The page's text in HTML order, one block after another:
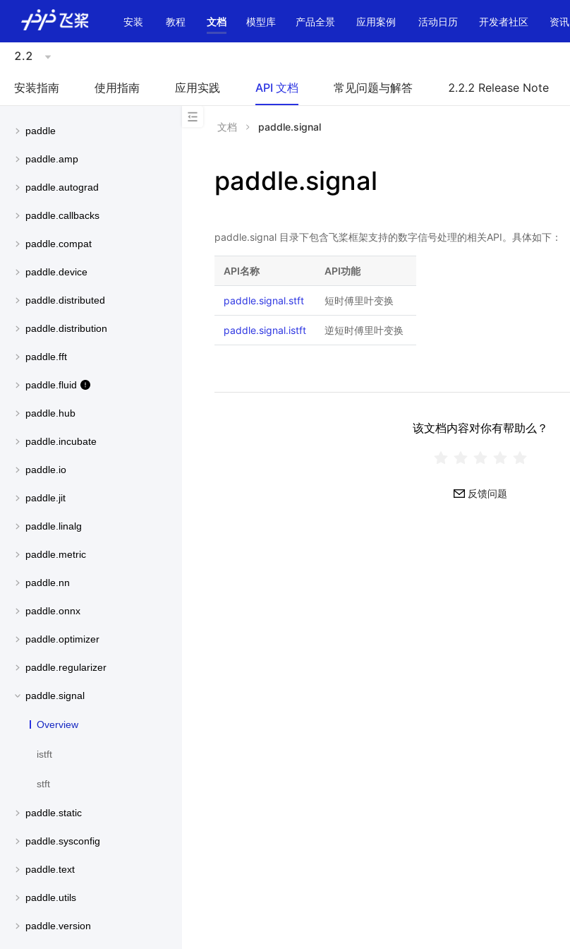
安装 教程 文档 模型库 产品全景 应用案例 活动日历 开发者社区 资讯
2.2
安装指南 使用指南 应用实践 API 文档 常见问题与解答 2.2.2 Release Note
paddle
paddle.amp
paddle.autograd
paddle.callbacks
paddle.compat
paddle.device
paddle.distributed
paddle.distribution
paddle.fft
paddle.fluid
paddle.hub
paddle.incubate
paddle.io
paddle.jit
paddle.linalg
paddle.metric
paddle.nn
paddle.onnx
paddle.optimizer
paddle.regularizer
paddle.signal
Overview
istft
stft
paddle.static
paddle.sysconfig
paddle.text
paddle.utils
paddle.version
文档 paddle.signal
paddle.signal
paddle.signal 目录下包含飞桨框架支持的数字信号处理的相关API。具体如下：
API名称 API功能
paddle.signal.stft 短时傅里叶变换
paddle.signal.istft 逆短时傅里叶变换
该文档内容对你有帮助么？
反馈问题